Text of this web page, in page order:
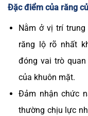
Đặc điểm của răng
Nằm ở vị trí
răng lộ rõ nhất
đóng vai trò
của khuôn mặt.
Đảm nhận chức
thường chịu lực